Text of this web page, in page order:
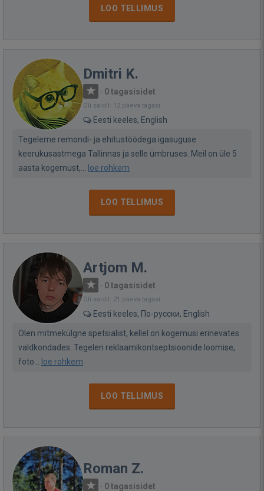
LOO TELLIMUS
Dmitri K.
· 0 tagasisidet
Oli saidil: 12 päeva tagasi
Eesti keeles, English
Tegeleme remondi- ja ehitustöödega igasuguse
keerukusastmega Tallinnas ja selle ümbruses. Meil on üle 5
aasta kogemust,...
loe rohkem
LOO TELLIMUS
Artjom M.
· 0 tagasisidet
Oli saidil: 21 päeva tagasi
Eesti keeles, По-русски, English
Olen mitmekülgne spetsialist, kellel on kogemusi erinevates
valdkondades. Tegelen reklaamikontseptsioonide loomise,
foto...
loe rohkem
LOO TELLIMUS
Roman Z.
· 0 tagasisidet